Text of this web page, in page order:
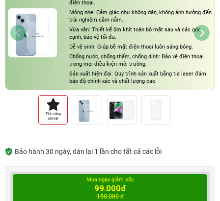
điện thoại.
Mỏng nhẹ: Cảm giác như không dán, không ảnh hưởng đến
trải nghiệm cầm nắm.
Vừa vặn: Thiết kế ôm khít toàn bộ mặt sau và các góc
cạnh, bảo vệ tối đa.
Dễ vệ sinh: Giúp bề mặt điện thoại luôn sáng bóng.
Chống nước, chống thấm, chống dính: Bảo vệ điện thoại
trong mọi điều kiện môi trường.
Sản xuất hiện đại: Quy trình sản xuất bằng tia laser đảm
bảo độ chính xác và chất lượng cao.
Bảo hành 30 ngày, dán lại 1 lần cho tất cả các lỗi
Mua ngay giảm sốc
99.000đ
150.000 đ